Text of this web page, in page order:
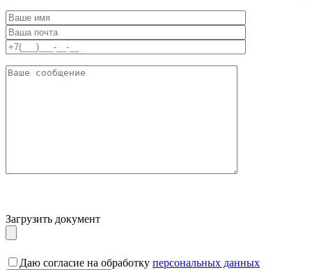
Загрузить документ
Даю согласие на обработку персональных данных